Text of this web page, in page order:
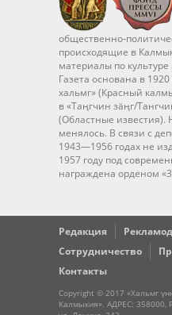
общественно-
происходящие в
материалы по
Газета основана в
хальмг» (Красный
в «Таңгчин зäңг/
(Областные известия).
менялось. В связи с
1943—1956 годах не
1957 году под
награждена орденом
Редакция
Сотрудничество
Контакты
Copyright © 2017 «Хальмг
Калмыкия». АДРЕС: 358000,